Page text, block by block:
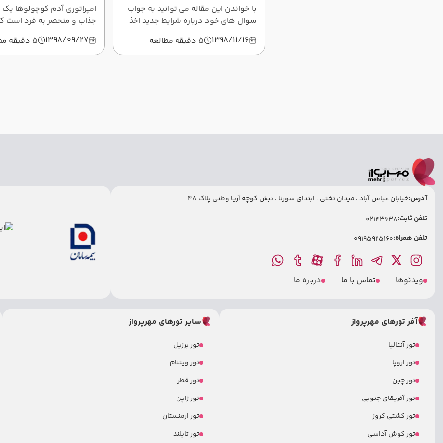
با خواندن این مقاله می توانید به جواب
سوال های خود درباره شرایط جدید اخذ
ویزای شینگن برسید و متوجه شوید که از
این به بعد دریافت ویزای شینگن سخت
تر از قبل شده است و یا آسان تر! پس با
1398/11/16 5 دقیقه مطالعه
امپراتوری آدم کوچولوها یک
جذاب و منحصر به فرد است
پارک هایی که تا به حال در
چین واقع شده است و
1398/09/27 5 دقیقه مطالعه
آدرس:خیابان عباس آباد ، میدان تختی ، ابتدای سورنا ، نبش کوچه آریا وطنی پلاک 48
تلفن ثابت:02143638
تلفن همراه:09195925160
ویدئوها تماس با ما درباره ما
آفر تورهای مهرپرواز
تور آنتالیا
تور اروپا
تور چین
تور آفریقای جنوبی
تور کشتی کروز
تور کوش آداسی
سایر تورهای مهرپرواز
تور برزیل
تور ویتنام
تور قطر
تور ژاپن
تور ارمنستان
تور تایلند